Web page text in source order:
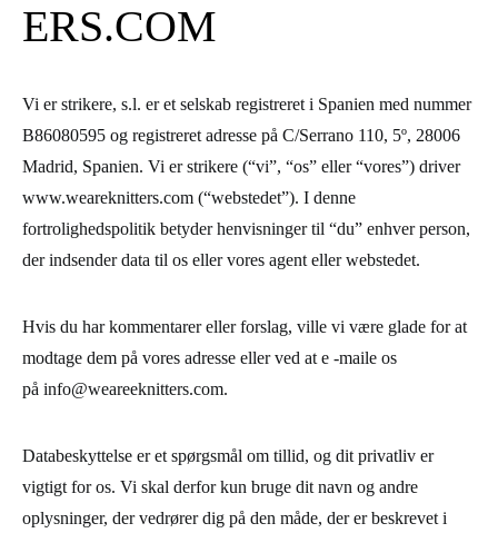
ERS.COM
Vi er strikere, s.l. er et selskab registreret i Spanien med nummer
B86080595 og registreret adresse på C/Serrano 110, 5º, 28006
Madrid, Spanien. Vi er strikere (“vi”, “os” eller“vores”) driver
www.weareknitters.com (“webstedet”). I denne
fortrolighedspolitik betyder henvisninger til “du” enhver person,
der indsender data til os eller vores agent eller webstedet.
Hvis du har kommentarer eller forslag, ville vi være glade for at
modtage dem på vores adresse eller ved at e -maile os
på info@weareeknitters.com.
Databeskyttelse er et spørgsmål om tillid, og dit privatliv er
vigtigt for os. Vi skal derfor kun bruge dit navn og andre
oplysninger, der vedrører dig på den måde, der er beskrevet i